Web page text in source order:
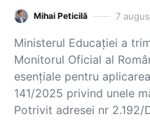
Mihai Peticilă 7
Ministerul Educației a
Monitorul Oficial al
esențiale pentru
141/2025 privind unele
Potrivit adresei nr 2.192/